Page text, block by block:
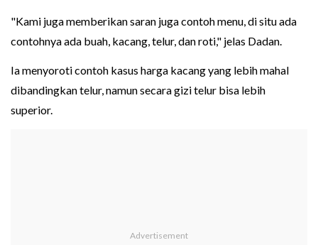
"Kami juga memberikan saran juga contoh menu, di situ ada
contohnya ada buah, kacang, telur, dan roti," jelas Dadan.
Ia menyoroti contoh kasus harga kacang yang lebih mahal
dibandingkan telur, namun secara gizi telur bisa lebih
superior.